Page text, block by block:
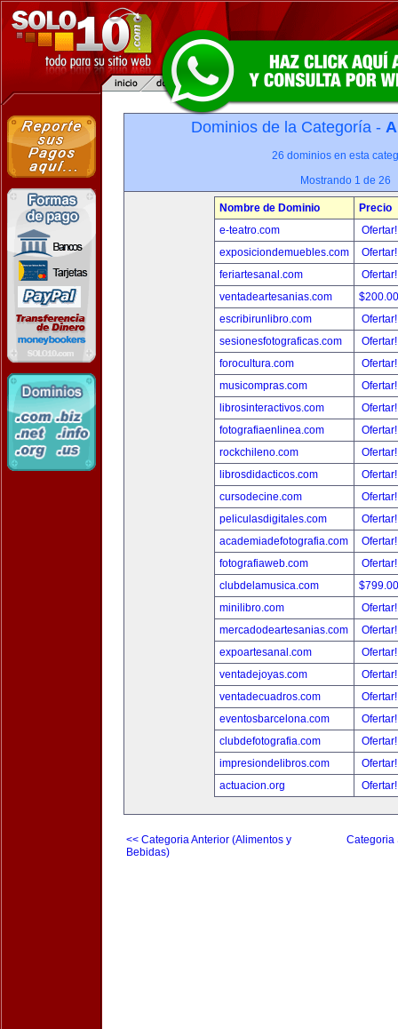
Dominios de la Categoría -
26 dominios en esta
Mostrando 1 de 26
Nombre de Dominio
Precio
e-teatro.com
exposiciondemuebles.com
feriartesanal.com
ventadeartesanias.com
escribirunlibro.com
sesionesfotograficas.com
forocultura.com
musicompras.com
librosinteractivos.com
fotografiaenlinea.com
rockchileno.com
librosdidacticos.com
cursodecine.com
peliculasdigitales.com
academiadefotografia.com
fotografiaweb.com
clubdelamusica.com
minilibro.com
mercadodeartesanias.com
expoartesanal.com
ventadejoyas.com
ventadecuadros.com
eventosbarcelona.com
clubdefotografia.com
impresiondelibros.com
actuacion.org
<< Categoria Anterior (Alimentos y
Bebidas)
Categoria